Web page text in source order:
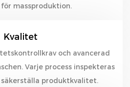
för massproduktion.
Kvalitet
och avancerad
Varje process inspekteras
produktkvalitet.